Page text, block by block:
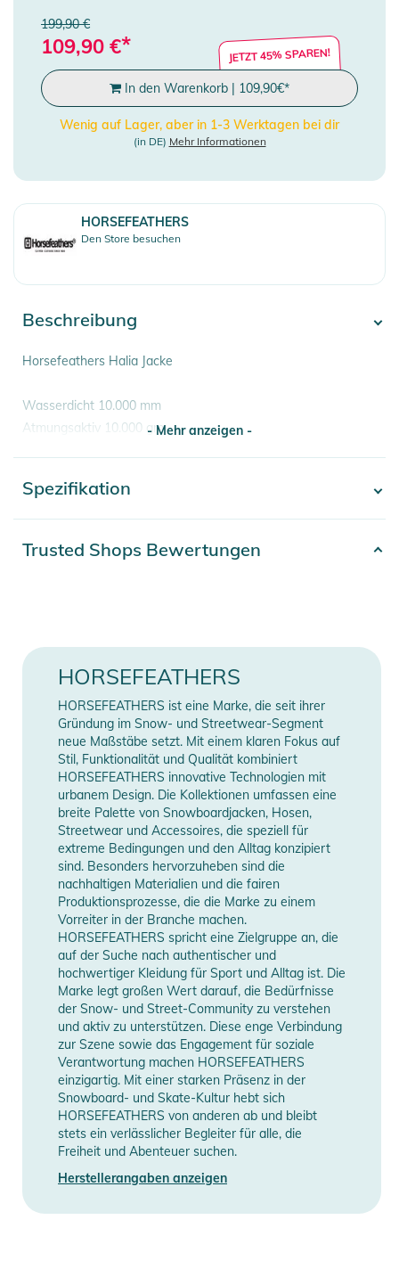
199,90 €
109,90 €* JETZT 45% SPAREN!
In den Warenkorb | 109,90€*
Wenig auf Lager, aber in 1-3 Werktagen bei dir
(in DE) Mehr Informationen
HORSEFEATHERS
Den Store besuchen
Beschreibung
Horsefeathers Halia Jacke
Wasserdicht 10.000 mm
Atmungsaktiv 10.000 gm
- UltraTech 10/10
- 100% Polyester
- Äußere C6 DWR-Behandlung
FUTTER: 100% Nylon-Taft
- Skipass-Ärmeltasche
- Verstellbarer Saum
- Brust-Aufnäher
- Fleece-Taschenfutter
- Verbindung Jacke/Hose
- Innermedia-Tasche
- Schneefang mit Anti-Rutsch-Band
- Elastische innere Ärmelbündchen
- Verstellbare Ärmelbündchen mit Klettverschluss
- Fleece-Chin Guard
- Ergonomisch geformte Ärmel
- Verstellbare Kapuze vorne
- Extrem haltbare Coats-Fäden
- YKK Reißverschlüsse
- Kritisch getapte Nähte
- Schlüssel-Clip in der Tasche
SCHNITT: Tailored Regular
Produktinformationen und
Sicherheitshinweise
finden Sie direkt am Produkt.
- Mehr anzeigen -
Spezifikation
Erscheinungsjahr 2025
Manufacturer
Information
Herstellerangaben
anzeigen
Trusted Shops Bewertungen
HORSEFEATHERS
HORSEFEATHERS ist eine Marke, die seit ihrer
Gründung im Snow- und Streetwear-Segment
neue Maßstäbe setzt. Mit einem klaren Fokus auf
Stil, Funktionalität und Qualität kombiniert
HORSEFEATHERS innovative Technologien mit
urbanem Design. Die Kollektionen umfassen eine
breite Palette von Snowboardjacken, Hosen,
Streetwear und Accessoires, die speziell für
extreme Bedingungen und den Alltag konzipiert
sind. Besonders hervorzuheben sind die
nachhaltigen Materialien und die fairen
Produktionsprozesse, die die Marke zu einem
Vorreiter in der Branche machen.
HORSEFEATHERS spricht eine Zielgruppe an, die
auf der Suche nach authentischer und
hochwertiger Kleidung für Sport und Alltag ist. Die
Marke legt großen Wert darauf, die Bedürfnisse
der Snow- und Street-Community zu verstehen
und aktiv zu unterstützen. Diese enge Verbindung
zur Szene sowie das Engagement für soziale
Verantwortung machen HORSEFEATHERS
einzigartig. Mit einer starken Präsenz in der
Snowboard- und Skate-Kultur hebt sich
HORSEFEATHERS von anderen ab und bleibt
stets ein verlässlicher Begleiter für alle, die
Freiheit und Abenteuer suchen.
Herstellerangaben anzeigen